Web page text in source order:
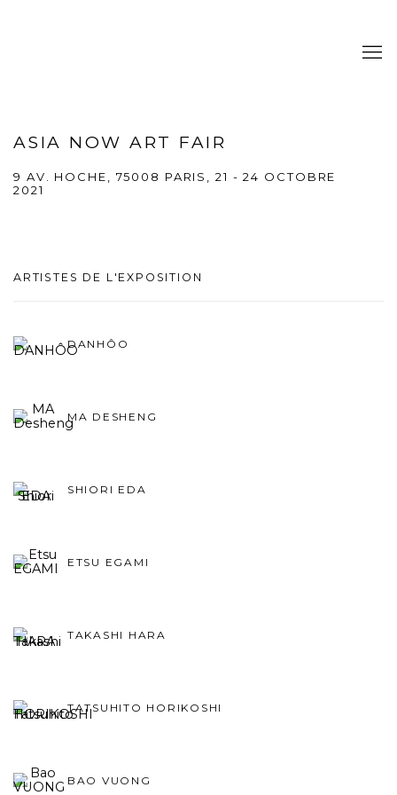
ASIA NOW ART FAIR
9 AV. HOCHE, 75008 PARIS,21 - 24 OCTOBRE
2021
ARTISTES DE L'EXPOSITION
DANHÔO
MA DESHENG
SHIORI EDA
ETSU EGAMI
TAKASHI HARA
TATSUHITO HORIKOSHI
BAO VUONG